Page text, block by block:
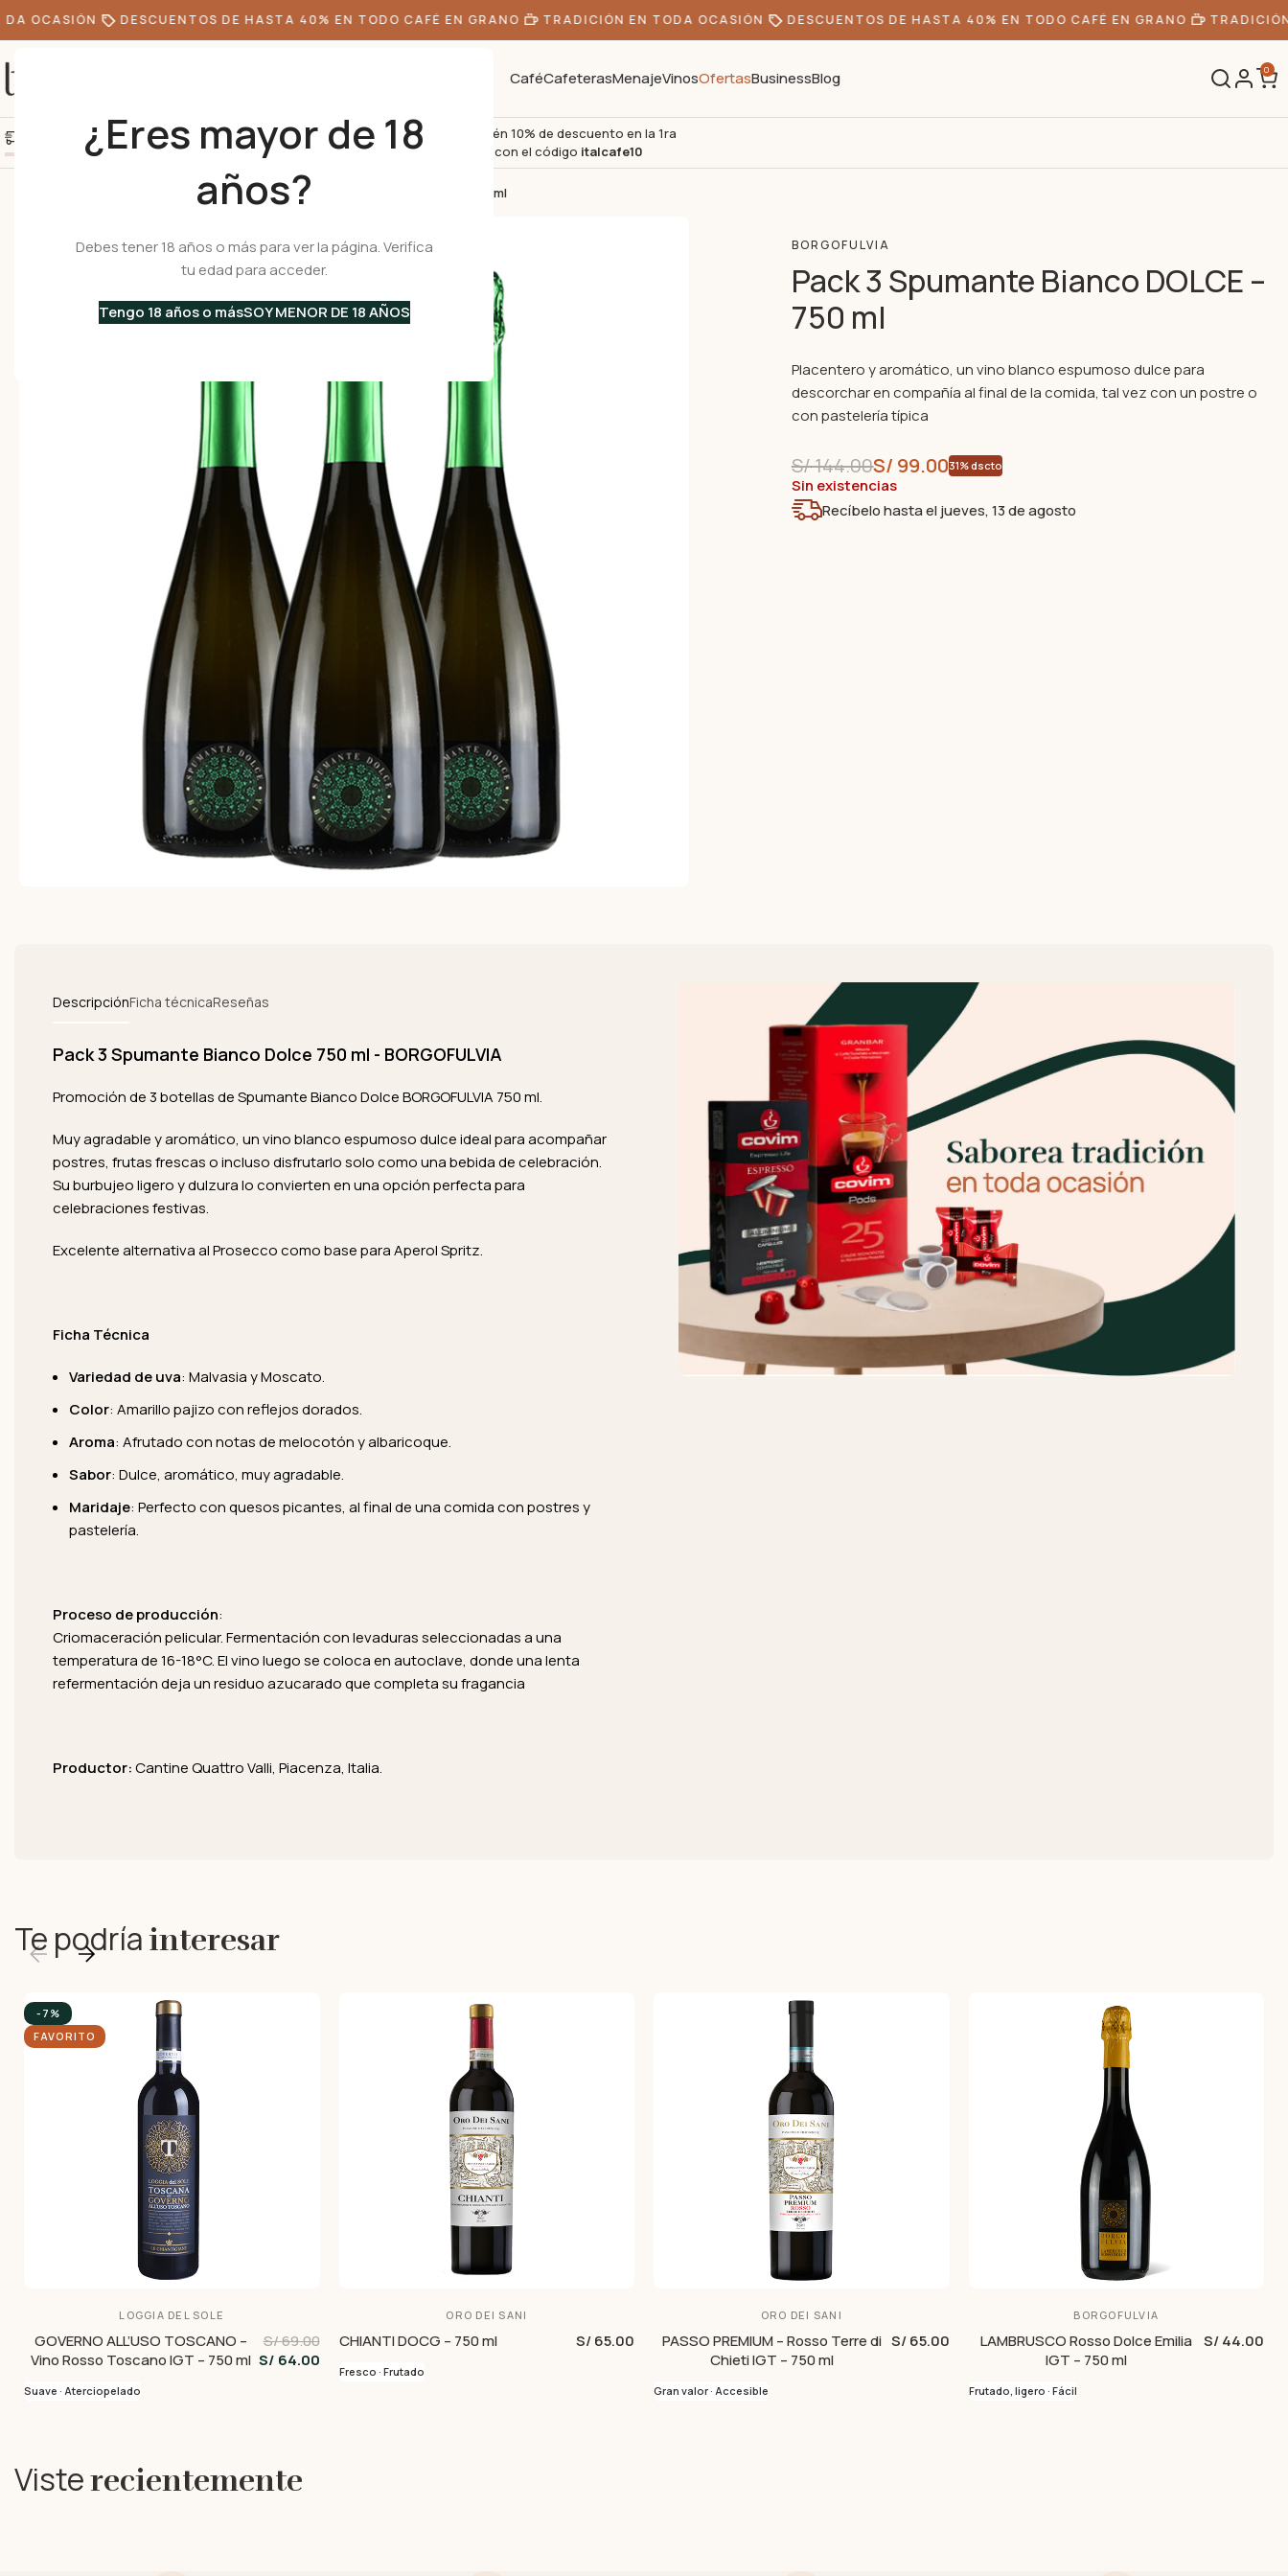
¿Eres mayor de 18
años?
Debes tener 18 años o más para ver la página. Verifica
tu edad para acceder.
Tengo 18 años o másSOY MENOR DE 18 AÑOS
OCASIÓN DESCUENTOS DE HASTA 40% EN TODO CAFÉ EN GRANO TRADICIÓN EN TODA OCASIÓN DESCUENTOS DE HASTA 40% EN TODO CAFÉ EN GRANO TRADICIÓN
CaféCafeterasMenajeVinosOfertasBusinessBlog 0
Agrega S/300.00 más y obtén envío gratis +10k de clientes felices
Obtén 10% de descuento en la 1ra
compra con el código italcafe10
Vinos Espumosos•Pack 3 Spumante Bianco DOLCE – 750 ml
BORGOFULVIA
Pack 3 Spumante Bianco DOLCE –
750 ml
Placentero y aromático, un vino blanco espumoso dulce para
descorchar en compañía al final de la comida, tal vez con un postre o
con pastelería típica
S/144.00S/ 99.0031% dscto
Sin existencias
Recíbelo hasta el jueves, 13 de agosto
DescripciónFicha técnicaReseñas
Pack 3 Spumante Bianco Dolce 750 ml - BORGOFULVIA
Promoción de 3 botellas de Spumante Bianco Dolce BORGOFULVIA 750 ml.
Muy agradable y aromático, un vino blanco espumoso dulce ideal para acompañar
postres, frutas frescas o incluso disfrutarlo solo como una bebida de celebración.
Su burbujeo ligero y dulzura lo convierten en una opción perfecta para
celebraciones festivas.
Excelente alternativa al Prosecco como base para Aperol Spritz.
Ficha Técnica
Variedad de uva: Malvasia y Moscato.
Color: Amarillo pajizo con reflejos dorados.
Aroma: Afrutado con notas de melocotón y albaricoque.
Sabor: Dulce, aromático, muy agradable.
Maridaje: Perfecto con quesos picantes, al final de una comida con postres y
pastelería.
Proceso de producción:
Criomaceración pelicular. Fermentación con levaduras seleccionadas a una
temperatura de 16-18°C. El vino luego se coloca en autoclave, donde una lenta
refermentación deja un residuo azucarado que completa su fragancia
Productor:Cantine Quattro Valli, Piacenza, Italia.
Te podríainteresar
-7%
FAVORITO
LOGGIA DEL SOLE
GOVERNO ALL’USO TOSCANO –
Vino Rosso Toscano IGT – 750 ml
S/ 69.00
S/ 64.00
Suave · Aterciopelado
ORO DEI SANI
CHIANTI DOCG – 750 ml S/ 65.00
Fresco · Frutado
ORO DEI SANI
PASSO PREMIUM – Rosso Terre di
Chieti IGT – 750 ml
S/ 65.00
Gran valor · Accesible
BORGOFULVIA
LAMBRUSCO Rosso Dolce Emilia
IGT – 750 ml
S/ 44.00
Frutado, ligero · Fácil
Visterecientemente